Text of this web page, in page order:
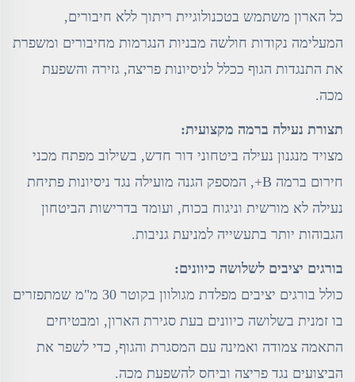
כל הארון משתמש בטכנולוגיית ריתוך ללא חיבורים,
המעלימה נקודות חולשה מבניות הנגרמות מחיבורים ומשפרת
את התנגדות הגוף ככלל לניסיונות פריצה, גזירה והשפעת
מכה.
תצורת נעילה ברמה מקצועית:
מצויד מנגנון נעילה ביטחוני דור חדש, בשילוב מפתח מכני
חירום ברמה B+, המספק הגנה מועילה נגד ניסיונות פתיחת
נעילה לא מורשית וניגוח בכוח, ועומד בדרישות הביטחון
הגבוהות יותר בתעשייה למניעת גניבות.
בורגים יציבים לשלושה כיוונים:
כולל בורגים יציבים מפלדת מגולוון בקוטר 30 מ"מ שמתפזרים
בו זמנית בשלושה כיוונים בעת סגירת הארון, ומבטיחים
התאמה צמודה ואמינה עם המסגרת והגוף, כדי לשפר את
הביצועים נגד פריצה וביחס להשפעת מכה.